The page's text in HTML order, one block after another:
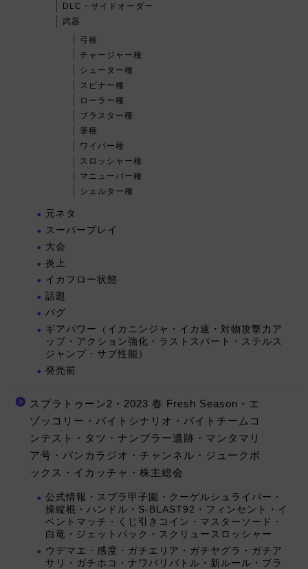
DLC・サイドオーダー
武器
弓種
チャージャー種
シューター種
スピナー種
ローラー種
ブラスター種
筆種
ワイパー種
スロッシャー種
マニューバー種
シェルター種
元ネタ
スーパープレイ
大会
炎上
イカフロー状態
話題
バグ
ギアパワー（イカニンジャ・イカ速・対物攻撃力ア
ップ・アクション強化・ラストスパート・ステルス
ジャンプ・サブ性能）
発売前
スプラトゥーン2・2023 春 Fresh Season・エ
ゾッコリー・バイトシナリオ・バイトチームコ
ンテスト・タツ・ナンプラー遺跡・マンタマリ
ア号・バンカラジオ・チャンネル・ジュークボ
ックス・イカッチャ・株主総会
公式情報・スプラ甲子園・クーゲルシュライバー・
操縦棍・ハンドル・S-BLAST92・フィンセント・イ
ベントマッチ・くじ引きコイン・マスターソード・
白竜・ジェットパック・スクリュースロッシャー
ウデマエ・感度・ガチエリア・ガチヤグラ・ガチア
サリ・ガチホコ・ナワバリバトル・新ルール・プラ